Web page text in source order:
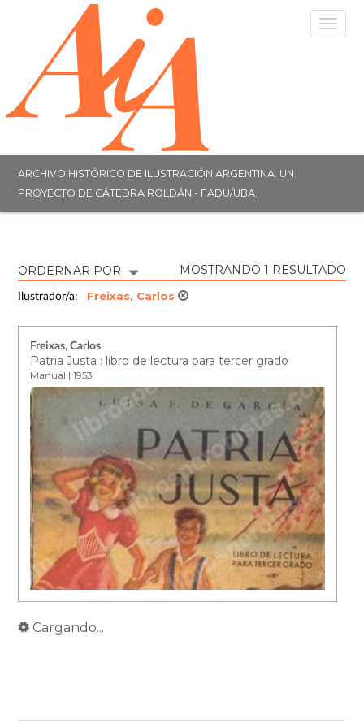
ARCHIVO HISTÓRICO DE ILUSTRACIÓN ARGENTINA. UN
PROYECTO DE CÁTEDRA ROLDÁN - FADU/UBA.
ORDERNAR POR MOSTRANDO 1 RESULTADO
Ilustrador/a: Freixas, Carlos
Freixas, Carlos
Patria Justa : libro de lectura para tercer grado
Manual | 1953
Cargando...